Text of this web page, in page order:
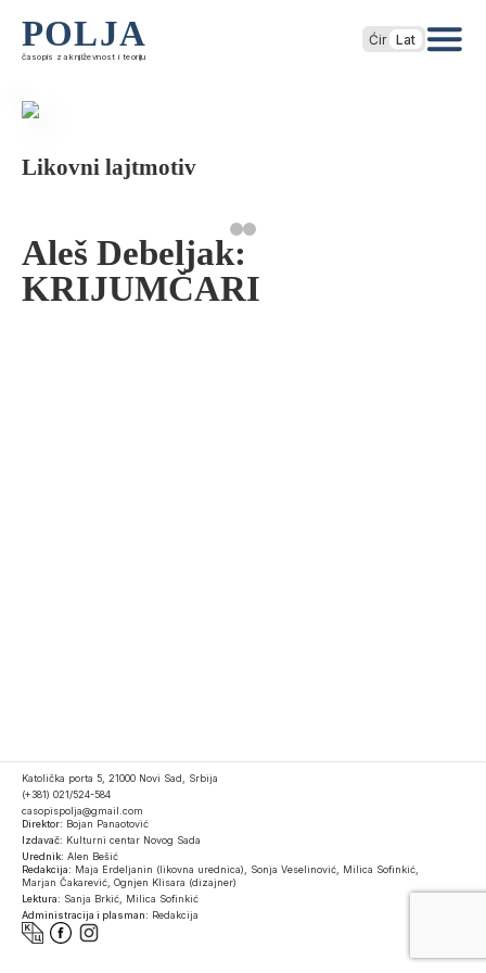
POLJA
časopis za književnost i teoriju
Ćir Lat
Likovni lajtmotiv
Aleš Debeljak:
KRIJUMČARI
Katolička porta 5, 21000 Novi Sad, Srbija
(+381) 021/524-584
casopispolja@gmail.com
Direktor: Bojan Panaotović
Izdavač: Kulturni centar Novog Sada
Urednik: Alen Bešić
Redakcija: Maja Erdeljanin (likovna urednica), Sonja Veselinović, Milica Sofinkić,
Marjan Čakarević, Ognjen Klisara (dizajner)
Lektura: Sanja Brkić, Milica Sofinkić
Administracija i plasman: Redakcija